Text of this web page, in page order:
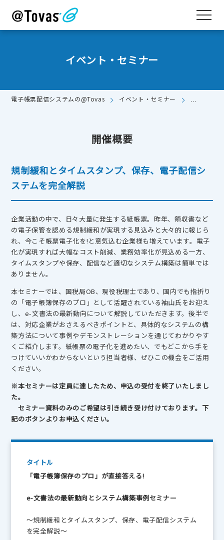
イベント・セミナー
電子帳票配信システムの@Tovas イベント・セミナー
開催概要
規制緩和とタイムスタンプ、保存、電子配信シ
ステムを完全解説
企業活動の中で、日々大量に発生する紙帳票。昨年、領収書など
の電子保管を認める規制緩和が実現する見込みと大々的に報じら
れ、今こそ帳票電子化を!と意気込む企業様も増えています。電子
化が実現すれば大幅なコスト削減、業務効率化が見込める一方、
タイムスタンプや保存、配信など適切なシステム構築は簡単では
ありません。
本セミナーでは、国税局OB、現役税理士であり、国内でも指折り
の「電子帳簿保存のプロ」として活躍されている袖山氏をお迎え
し、e-文書法の最新動向について解説していただきます。後半で
は、対応企業がおさえるべきポイントと、具体的なシステムの構
築方法について事例やデモンストレーションを通じてわかりやす
くご紹介します。紙帳票の電子化を進めたい、でもどこから手を
つけていいかわからないという担当者様、ぜひこの機会をご活用
ください。
※本セミナーは定員に達したため、申込の受付を終了いたしまし
た。
セミナー資料のみのご希望は引き続き受け付けております。下
記のボタンよりお申込ください。
タイトル
「電子帳簿保存のプロ」が直接答える!
e-文書法の最新動向とシステム構築事例セミナー
～規制緩和とタイムスタンプ、保存、電子配信システム
を完全解説～